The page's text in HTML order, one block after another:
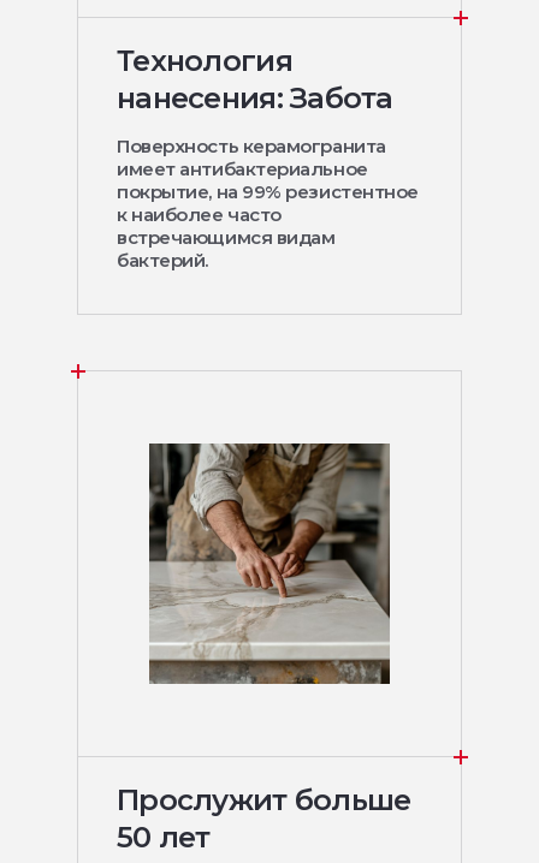
Технология
нанесения: Забота
Поверхность керамогранита
имеет антибактериальное
покрытие, на 99% резистентное
к наиболее часто
встречающимся видам
бактерий.
Прослужит больше
50 лет